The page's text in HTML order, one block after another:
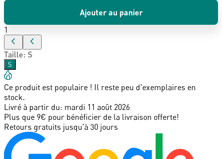
Ajouter au panier
1
Taille: S
S
Ce produit est populaire ! Il reste peu d'exemplaires en
stock.
Livré à partir du: mardi 11 août 2026
Plus que 9€ pour bénéficier de la livraison offerte!
Retours gratuits jusqu'à 30 jours